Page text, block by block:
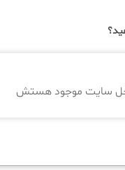
سایت موجود هستش